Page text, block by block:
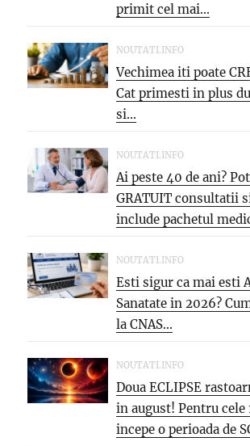
primit cel mai...
NOUTATI.INFO
Vechimea iti poate
Cat primesti in plus
si...
NOUTATI.INFO
Ai peste 40 de ani?
GRATUIT consultatii
include pachetul
NOUTATI.INFO
Esti sigur ca mai esti
Sanatate in 2026?
la CNAS...
NOUTATI.INFO
Doua ECLIPSE
in august! Pentru cele
incepe o perioada de